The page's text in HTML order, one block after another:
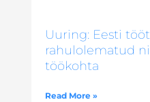
Uuring: Eesti
rahulolematud
töökohta
Read More »